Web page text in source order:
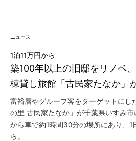
ニュース
築100年以上の旧邸をリノベ
棟貸し旅館「古民家たなか」
1泊11万円から
富裕層やグループ客をターゲットにし
の里 古民家たなか」が千葉県いすみ
から車で約1時間30分の場所にあり、1
ら。